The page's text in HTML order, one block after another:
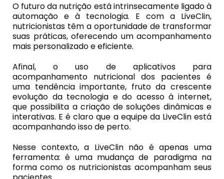
O futuro da nutrição está intrinsecamente ligado à
automação e à tecnologia. E com a LiveClin,
nutricionistas têm a oportunidade de transformar
suas práticas, oferecendo um acompanhamento
mais personalizado e eficiente.
Afinal, o uso de aplicativos para
acompanhamento nutricional dos pacientes é
uma tendência importante, fruto da crescente
evolução da tecnologia e do acesso à internet,
que possibilita a criação de soluções dinâmicas e
interativas. E é claro que a equipe da LiveClin está
acompanhando isso de perto.
Nesse contexto, a LiveClin não é apenas uma
ferramenta: é uma mudança de paradigma na
forma como os nutricionistas acompanham seus